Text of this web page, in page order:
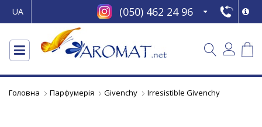
UA (050) 462 24 96
Головна Парфумерія Givenchy Irresistible Givenchy